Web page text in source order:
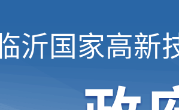
沂国家高新